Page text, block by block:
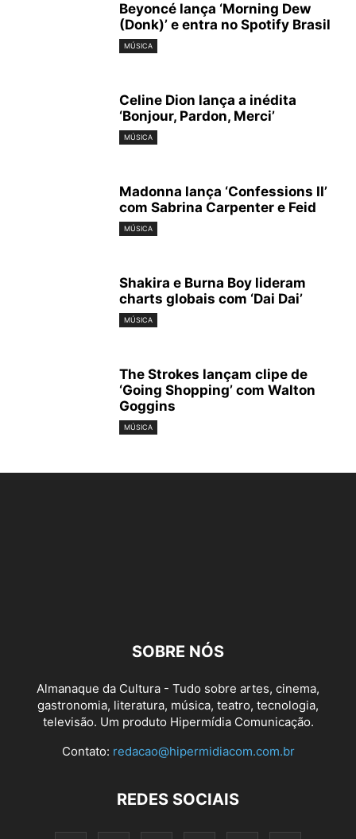
Beyoncé lança ‘Morning Dew
(Donk)’ e entra no Spotify Brasil
MÚSICA
Celine Dion lança a inédita
‘Bonjour, Pardon, Merci’
MÚSICA
Madonna lança ‘Confessions II’
com Sabrina Carpenter e Feid
MÚSICA
Shakira e Burna Boy lideram
charts globais com ‘Dai Dai’
MÚSICA
The Strokes lançam clipe de
‘Going Shopping’ com Walton
Goggins
MÚSICA
SOBRE NÓS
Almanaque da Cultura - Tudo sobre artes, cinema,
gastronomia, literatura, música, teatro, tecnologia,
televisão. Um produto Hipermídia Comunicação.
Contato: redacao@hipermidiacom.com.br
REDES SOCIAIS